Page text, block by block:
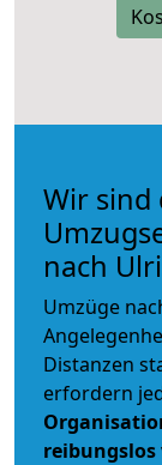
Wir sind
nach
Umzüge
Distanzen
erfordern
reibungslos